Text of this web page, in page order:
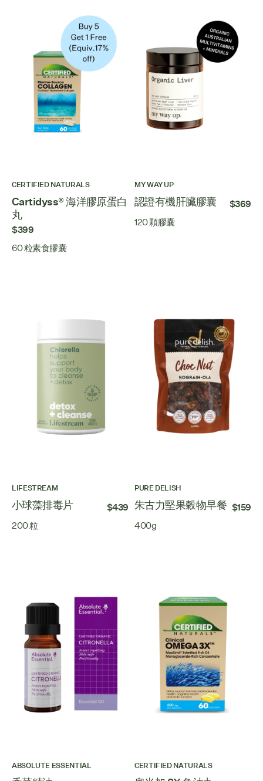
CERTIFIED NATURALS
Cartidyss® 海洋膠原蛋白
丸
$399
60 粒素食膠囊
MY WAY UP
認證有機肝臟膠囊 $369
120 顆膠囊
LIFESTREAM
小球藻排毒片 $439
200 粒
PURE DELISH
朱古力堅果穀物早餐 $159
400g
ABSOLUTE ESSENTIAL CERTIFIED NATURALS